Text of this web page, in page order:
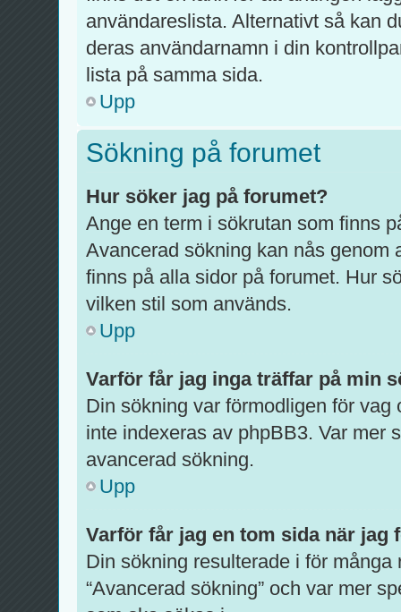
användareslista. Alternativt så kan
deras användarnamn i din
lista på samma sida.
Upp
Sökning på forumet
Hur söker jag på forumet?
Ange en term i sökrutan som finns
Avancerad sökning kan nås genom
finns på alla sidor på forumet. Hur
vilken stil som används.
Upp
Varför får jag inga träffar på min
Din sökning var förmodligen för
inte indexeras av phpBB3. Var mer
avancerad sökning.
Upp
Varför får jag en tom sida när jag
Din sökning resulterade i för
“Avancerad sökning” och var mer